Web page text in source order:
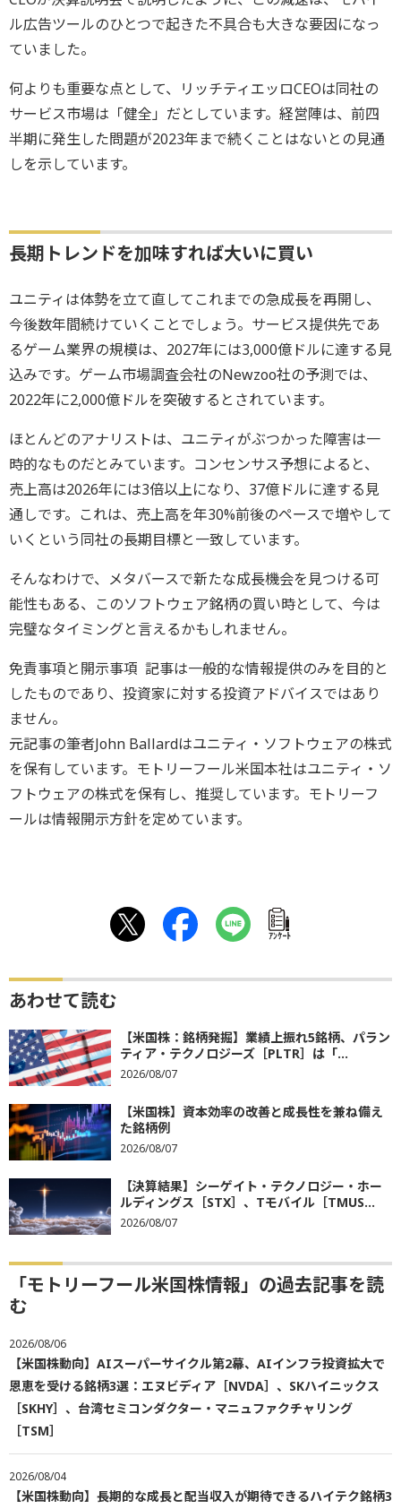
ル広告ツールのひとつで起きた不具合も大きな要因になっ
ていました。
何よりも重要な点として、リッチティエッロCEOは同社の
サービス市場は「健全」だとしています。経営陣は、前四
半期に発生した問題が2023年まで続くことはないとの見通
しを示しています。
長期トレンドを加味すれば大いに買い
ユニティは体勢を立て直してこれまでの急成長を再開し、
今後数年間続けていくことでしょう。サービス提供先であ
るゲーム業界の規模は、2027年には3,000億ドルに達する見
込みです。ゲーム市場調査会社のNewzoo社の予測では、
2022年に2,000億ドルを突破するとされています。
ほとんどのアナリストは、ユニティがぶつかった障害は一
時的なものだとみています。コンセンサス予想によると、
売上高は2026年には3倍以上になり、37億ドルに達する見
通しです。これは、売上高を年30%前後のペースで増やして
いくという同社の長期目標と一致しています。
そんなわけで、メタバースで新たな成長機会を見つける可
能性もある、このソフトウェア銘柄の買い時として、今は
完璧なタイミングと言えるかもしれません。
免責事項と開示事項 記事は一般的な情報提供のみを目的と
したものであり、投資家に対する投資アドバイスではあり
ません。
元記事の筆者John Ballardはユニティ・ソフトウェアの株式
を保有しています。モトリーフール米国本社はユニティ・ソ
フトウェアの株式を保有し、推奨しています。モトリーフ
ールは情報開示方針を定めています。
ｱﾝｹｰﾄ
あわせて読む
【米国株：銘柄発掘】業績上振れ5銘柄、パラン
ティア・テクノロジーズ［PLTR］は「...
2026/08/07
【米国株】資本効率の改善と成長性を兼ね備え
た銘柄例
2026/08/07
【決算結果】シーゲイト・テクノロジー・ホー
ルディングス［STX］、Tモバイル［TMUS...
2026/08/07
「モトリーフール米国株情報」の過去記事を読
む
2026/08/06
【米国株動向】AIスーパーサイクル第2幕、AIインフラ投資拡大で
恩恵を受ける銘柄3選：エヌビディア［NVDA］、SKハイニックス
［SKHY］、台湾セミコンダクター・マニュファクチャリング
［TSM］
2026/08/04
【米国株動向】長期的な成長と配当収入が期待できるハイテク銘柄3